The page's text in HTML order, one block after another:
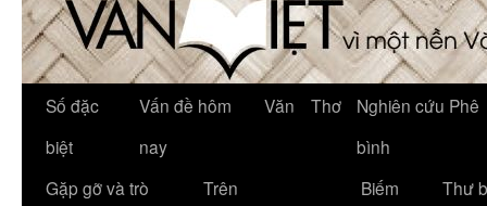
Số đặc
biệt
Vấn đề hôm
nay
Văn Thơ
Nghiên cứu Phê
bình
Gặp gỡ và trò
Trên
Biếm
Thư